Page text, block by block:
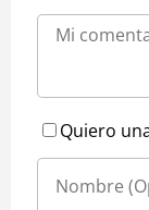
Quiero